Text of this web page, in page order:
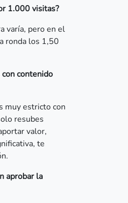
1.000 visitas?
varía, pero en el
ronda los 1,50
contenido
muy estricto con
resubes
valor,
te
aprobar la